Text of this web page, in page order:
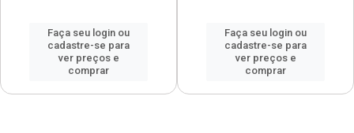
Faça seu login ou
cadastre-se para
ver preços e
comprar
Faça seu login ou
cadastre-se para
ver preços e
comprar